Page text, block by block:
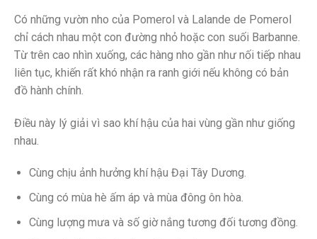
Có những vườn nho của Pomerol và Lalande de Pomerol
chỉ cách nhau một con đường nhỏ hoặc con suối Barbanne.
Từ trên cao nhìn xuống, các hàng nho gần như nối tiếp nhau
liên tục, khiến rất khó nhận ra ranh giới nếu không có bản
đồ hành chính.
Điều này lý giải vì sao khí hậu của hai vùng gần như giống
nhau.
Cùng chịu ảnh hưởng khí hậu Đại Tây Dương.
Cùng có mùa hè ấm áp và mùa đông ôn hòa.
Cùng lượng mưa và số giờ nắng tương đối tương đồng.